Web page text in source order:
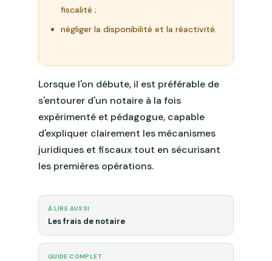
fiscalité ;
négliger la disponibilité et la réactivité.
Lorsque l'on débute, il est préférable de
s'entourer d'un notaire à la fois
expérimenté et pédagogue, capable
d'expliquer clairement les mécanismes
juridiques et fiscaux tout en sécurisant
les premières opérations.
À LIRE AUSSI
Les frais de notaire
GUIDE COMPLET